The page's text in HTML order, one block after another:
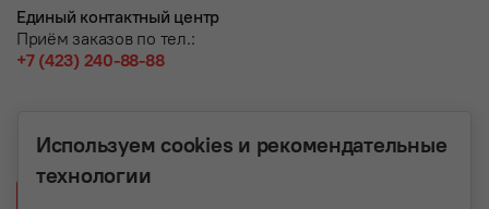
Единый контактный центр
Приём заказов по тел.:
+7 (423) 240-88-88
Используем cookies и рекомендательные
технологии